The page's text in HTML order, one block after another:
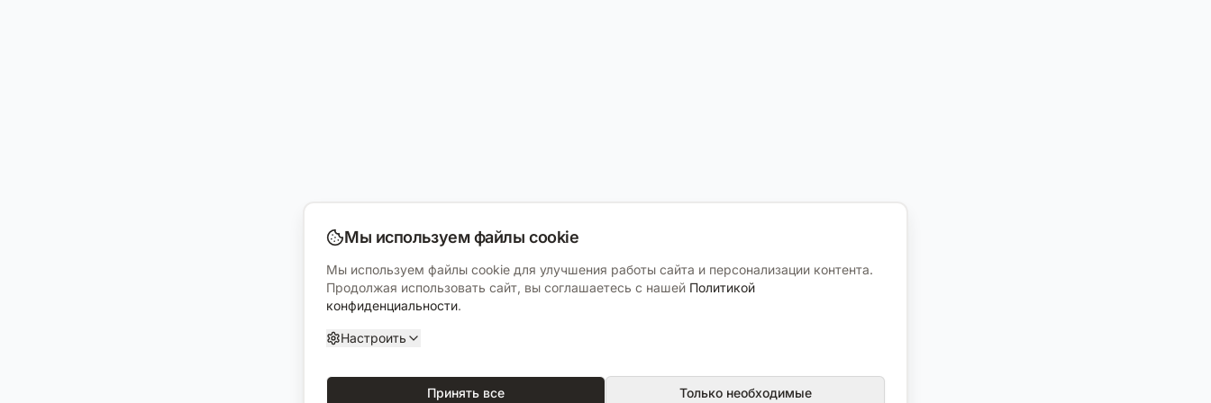
Мы используем файлы cookie
Мы используем файлы cookie для улучшения работы сайта и персонализации контента.
Продолжая использовать сайт, вы соглашаетесь с нашей Политикой
конфиденциальности.
Настроить
Принять все Только необходимые